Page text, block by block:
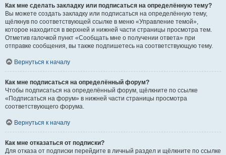
Как мне сделать закладку или подписаться на определённую тему?
Вы можете создать закладку или подписаться на определённую тему,
щёлкнув по соответствующей ссылке в меню «Управление темой»,
которое находится в верхней и нижней части страницы просмотра тем.
Отметив галочкой пункт «Сообщать мне о получении ответа» при
отправке сообщения, вы также подпишетесь на соответствующую тему.
Вернуться к началу
Как мне подписаться на определённый форум?
Чтобы подписаться на определённый форум, щёлкните по ссылке
«Подписаться на форум» в нижней части страницы просмотра
соответствующего форума.
Вернуться к началу
Как мне отказаться от подписки?
Для отказа от подписки перейдите в личный раздел и щёлкните по ссылке